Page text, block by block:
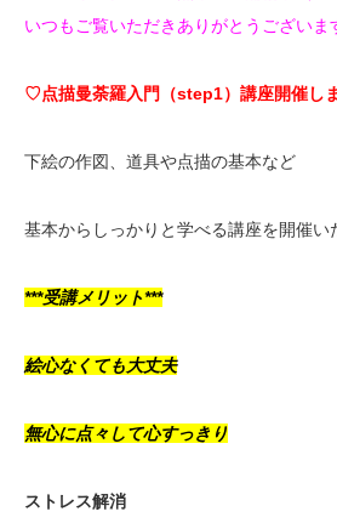
いつもご覧いただきありがとうございま
♡点描曼荼羅入門（step1）講座開催し
下絵の作図、道具や点描の基本など
基本からしっかりと学べる講座を開催い
***受講メリット***
絵心なくても大丈夫
無心に点々して心すっきり
ストレス解消